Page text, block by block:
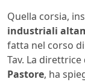
Quella corsia,
industriali
fatta nel corso
Tav. La direttrice
Pastore, ha